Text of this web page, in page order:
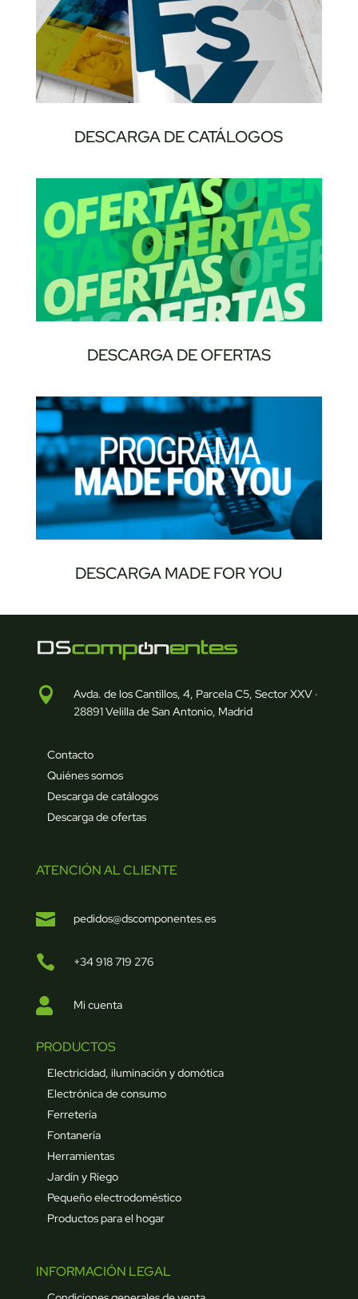
DESCARGA DE CATÁLOGOS
DESCARGA DE OFERTAS
DESCARGA MADE FOR YOU

Avda. de los Cantillos, 4, Parcela C5, Sector XXV ·
28891 Velilla de San Antonio, Madrid
Contacto
Quiénes somos
Descarga de catálogos
Descarga de ofertas
ATENCIÓN AL CLIENTE
 pedidos@dscomponentes.es
 +34 918 719 276
 Mi cuenta
PRODUCTOS
Electricidad, iluminación y domótica
Electrónica de consumo
Ferretería
Fontanería
Herramientas
Jardín y Riego
Pequeño electrodoméstico
Productos para el hogar
INFORMACIÓN LEGAL